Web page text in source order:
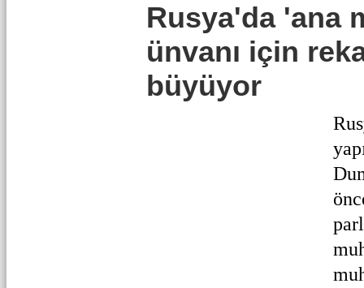
Rusya'da 'ana
ünvanı için
büyüyor